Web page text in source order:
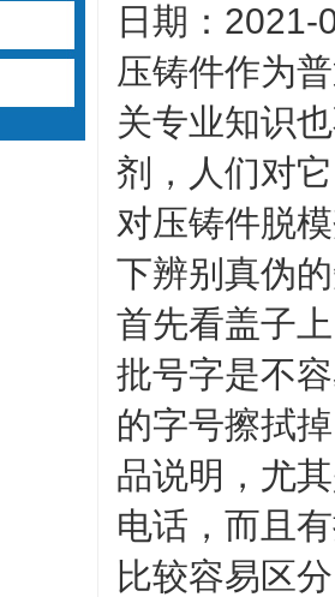
日期：2021-
压铸件作为
关专业知识
剂，人们对
对压铸件脱
下辨别真伪
首先看盖子
批号字是不
的字号擦拭
品说明，尤
电话，而且
比较容易区